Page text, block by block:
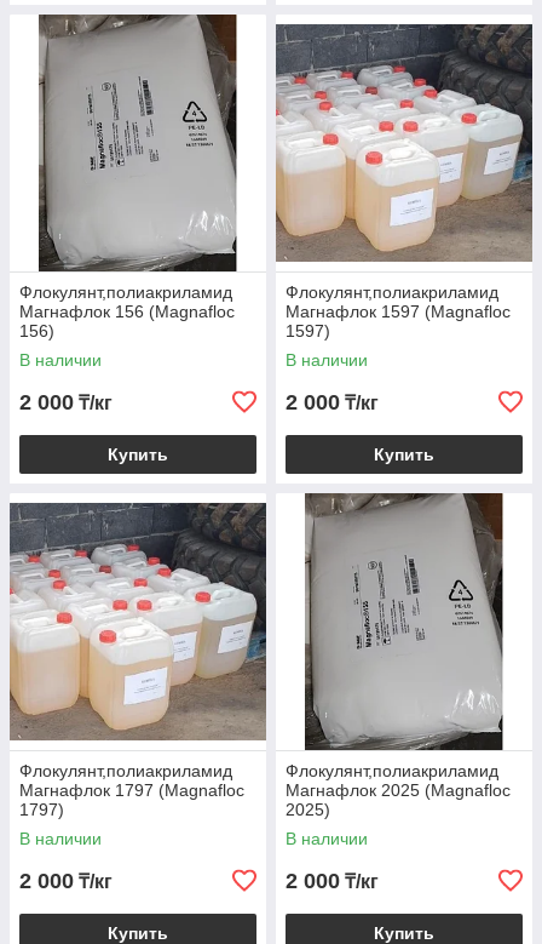
Флокулянт,полиакриламид
Магнафлок 156 (Magnafloc
156)
В наличии
2 000 ₸/кг
Купить
Флокулянт,полиакриламид
Магнафлок 1597 (Magnafloc
1597)
В наличии
2 000 ₸/кг
Купить
Флокулянт,полиакриламид
Магнафлок 1797 (Magnafloc
1797)
В наличии
2 000 ₸/кг
Купить
Флокулянт,полиакриламид
Магнафлок 2025 (Magnafloc
2025)
В наличии
2 000 ₸/кг
Купить